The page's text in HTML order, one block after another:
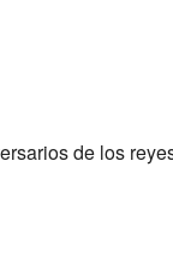
de los